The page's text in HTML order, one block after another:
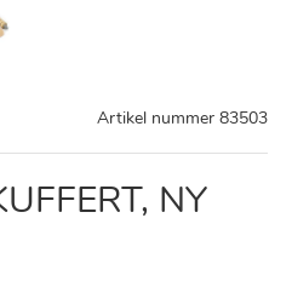
Artikel nummer 83503
NY